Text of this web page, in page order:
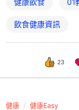
飲食健康資訊
23
健康 健康Easy